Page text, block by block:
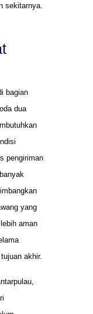
sekitarnya.
bagian
dua
pengiriman
yang
aman
akhir.